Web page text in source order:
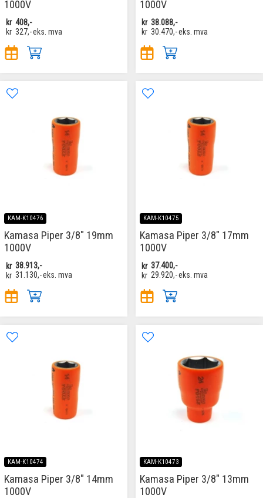
1000V
kr 408,-
kr 327,-eks. mva
1000V
kr 38.088,-
kr 30.470,-eks. mva
KAM-K10476
Kamasa Piper 3/8" 19mm
1000V
kr 38.913,-
kr 31.130,-eks. mva
KAM-K10475
Kamasa Piper 3/8" 17mm
1000V
kr 37.400,-
kr 29.920,-eks. mva
KAM-K10474
Kamasa Piper 3/8" 14mm
1000V
KAM-K10473
Kamasa Piper 3/8" 13mm
1000V